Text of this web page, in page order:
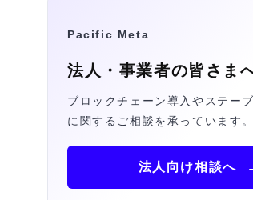
Pacific Meta
法人・事業者の皆さま
ブロックチェーン導入やステー
に関するご相談を承っています。
法人向け相談へ